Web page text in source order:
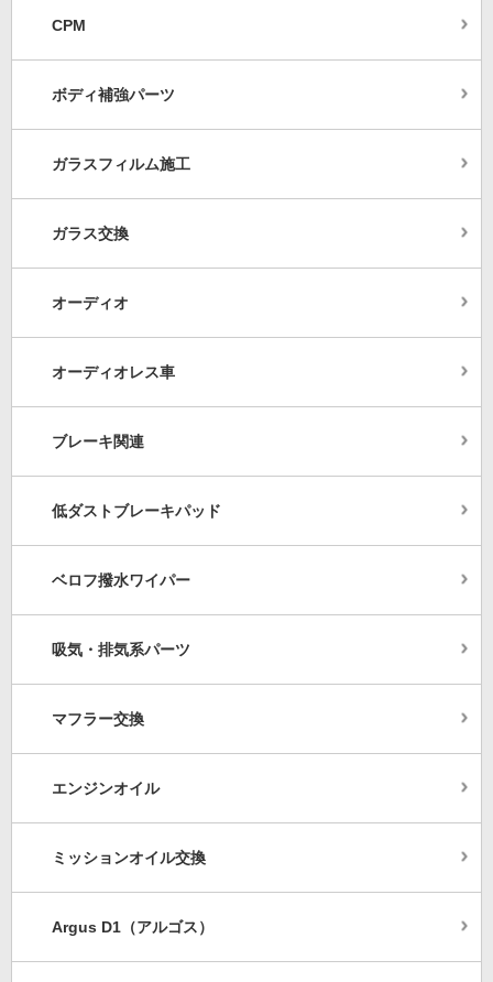
CPM
ボディ補強パーツ
ガラスフィルム施工
ガラス交換
オーディオ
オーディオレス車
ブレーキ関連
低ダストブレーキパッド
ベロフ撥水ワイパー
吸気・排気系パーツ
マフラー交換
エンジンオイル
ミッションオイル交換
Argus D1（アルゴス）